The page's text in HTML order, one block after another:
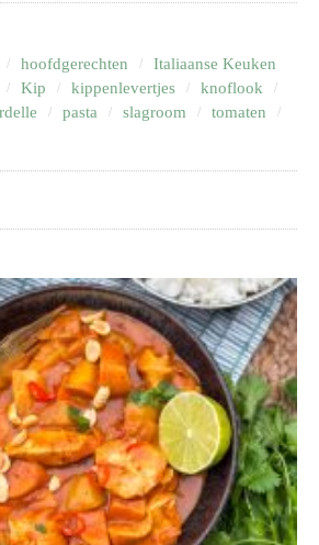
hoofdgerechten
Italiaanse Keuken
Kip kippenlevertjes
knoflook
pasta slagroom
tomaten